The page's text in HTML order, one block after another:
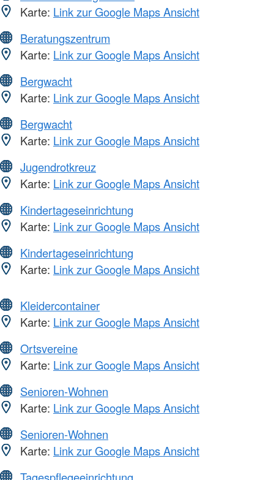
Karte: Link zur Google Maps Ansicht
Beratungszentrum
Karte: Link zur Google Maps Ansicht
Bergwacht
Karte: Link zur Google Maps Ansicht
Bergwacht
Karte: Link zur Google Maps Ansicht
Jugendrotkreuz
Karte: Link zur Google Maps Ansicht
Kindertageseinrichtung
Karte: Link zur Google Maps Ansicht
Kindertageseinrichtung
Karte: Link zur Google Maps Ansicht
Kleidercontainer
Karte: Link zur Google Maps Ansicht
Ortsvereine
Karte: Link zur Google Maps Ansicht
Senioren-Wohnen
Karte: Link zur Google Maps Ansicht
Senioren-Wohnen
Karte: Link zur Google Maps Ansicht
Tagespflegeeinrichtung